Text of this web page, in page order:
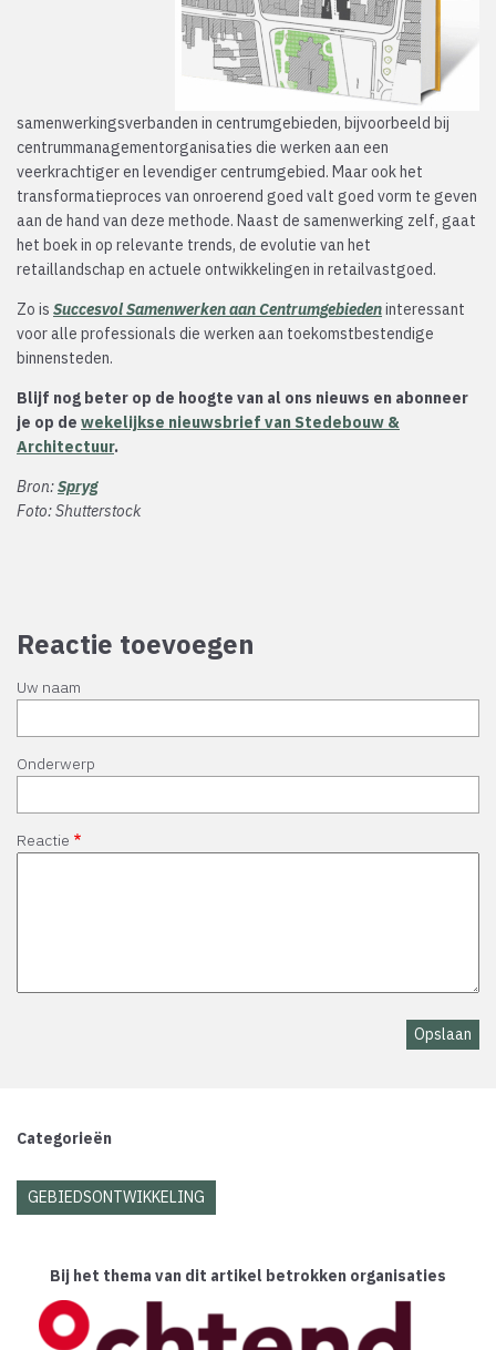
samenwerkingsverbanden in centrumgebieden, bijvoorbeeld bij
centrummanagementorganisaties die werken aan een
veerkrachtiger en levendiger centrumgebied. Maar ook het
transformatieproces van onroerend goed valt goed vorm te geven
aan de hand van deze methode. Naast de samenwerking zelf, gaat
het boek in op relevante trends, de evolutie van het
retaillandschap en actuele ontwikkelingen in retailvastgoed.
Zo is Succesvol Samenwerken aan Centrumgebiedeninteressant
voor alle professionals die werken aan toekomstbestendige
binnensteden.
Blijf nog beter op de hoogte van al ons nieuws en abonneer
je op de wekelijkse nieuwsbrief van Stedebouw &
Architectuur.
Bron:Spryg
Foto: Shutterstock
Reactie toevoegen
Uw naam
Onderwerp
Reactie
Categorieën
GEBIEDSONTWIKKELING
Bij het thema van dit artikel betrokken organisaties